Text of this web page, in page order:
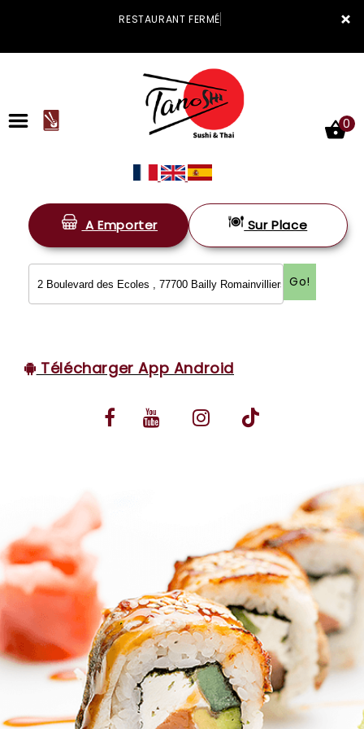
×
RESTAURANT FERM
ACCUEIL
LA CARTE
VOS AVIS
MENTIONS LÉGALES
0
A Emporter Sur Place
Go!
Télécharger App Android